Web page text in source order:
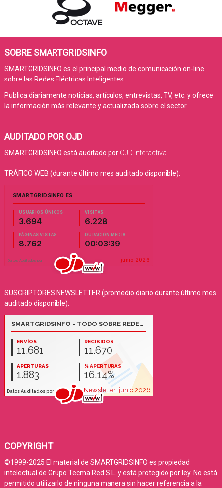
SOBRE SMARTGRIDSINFO
SMARTGRIDSINFO es el principal medio de comunicación on-line
sobre las Redes Eléctricas Inteligentes.
Publica diariamente noticias, artículos, entrevistas, TV, etc. y ofrece
la información más relevante y actualizada sobre el sector.
AUDITADO POR OJD
SMARTGRIDSINFO está auditado por OJD Interactiva
TRÁFICO WEB (durante último mes auditado disponible):
SUSCRIPTORES NEWSLETTER (promedio diario durante último mes
auditado disponible):
COPYRIGHT
©1999-2025 El material de SMARTGRIDSINFO es propiedad
intelectual de Grupo Tecma Red S.L. y está protegido por ley. No está
permitido utilizarlo de ninguna manera sin hacer referencia a la